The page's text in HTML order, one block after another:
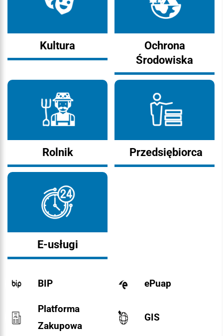
Kultura
Ochrona
Środowiska
Rolnik Przedsiębiorca
E-usługi
BIP ePuap
Platforma
Zakupowa
GIS